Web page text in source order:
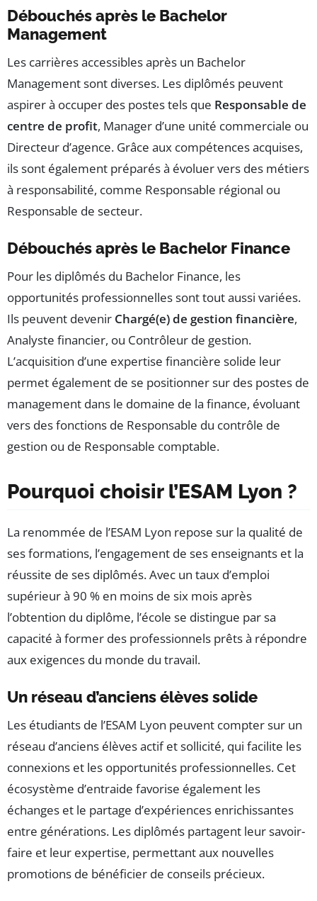
Débouchés après le Bachelor
Management
Les carrières accessibles après un Bachelor
Management sont diverses. Les diplômés peuvent
aspirer à occuper des postes tels que Responsable de
centre de profit, Manager d’une unité commerciale ou
Directeur d’agence. Grâce aux compétences acquises,
ils sont également préparés à évoluer vers des métiers
à responsabilité, comme Responsable régional ou
Responsable de secteur.
Débouchés après le Bachelor Finance
Pour les diplômés du Bachelor Finance, les
opportunités professionnelles sont tout aussi variées.
Ils peuvent devenir Chargé(e) de gestion financière,
Analyste financier, ou Contrôleur de gestion.
L’acquisition d’une expertise financière solide leur
permet également de se positionner sur des postes de
management dans le domaine de la finance, évoluant
vers des fonctions de Responsable du contrôle de
gestion ou de Responsable comptable.
Pourquoi choisir l’ESAM Lyon ?
La renommée de l’ESAM Lyon repose sur la qualité de
ses formations, l’engagement de ses enseignants et la
réussite de ses diplômés. Avec un taux d’emploi
supérieur à 90 % en moins de six mois après
l’obtention du diplôme, l’école se distingue par sa
capacité à former des professionnels prêts à répondre
aux exigences du monde du travail.
Un réseau d’anciens élèves solide
Les étudiants de l’ESAM Lyon peuvent compter sur un
réseau d’anciens élèves actif et sollicité, qui facilite les
connexions et les opportunités professionnelles. Cet
écosystème d’entraide favorise également les
échanges et le partage d’expériences enrichissantes
entre générations. Les diplômés partagent leur savoir-
faire et leur expertise, permettant aux nouvelles
promotions de bénéficier de conseils précieux.